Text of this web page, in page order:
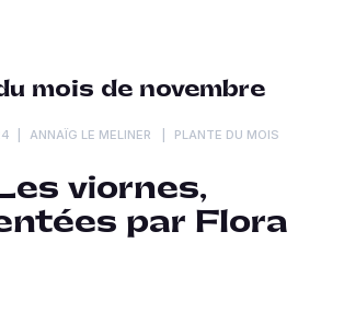
mois de novembre
ANNAÏG LE MELINER PLANTE DU MOIS
viornes,
par Flora